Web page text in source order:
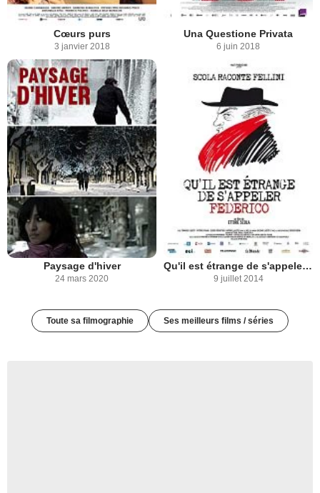
Cœurs purs
3 janvier 2018
Una Questione Privata
6 juin 2018
Paysage d'hiver
24 mars 2020
Qu'il est étrange de s'appeler Federico
9 juillet 2014
Toute sa filmographie Ses meilleurs films / séries